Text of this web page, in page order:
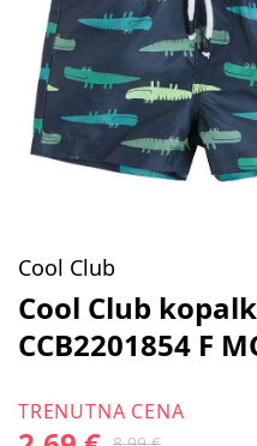
Cool Club
Cool Club
CCB2201854 F
TRENUTNA CENA